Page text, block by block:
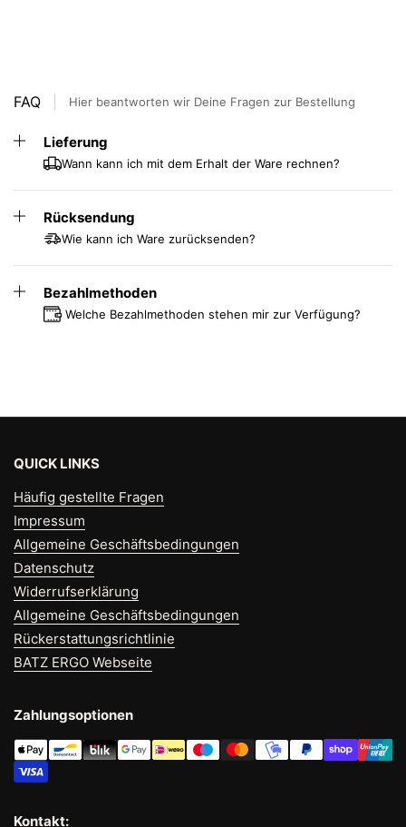
Mit einer Dicke von 19 mm bietet sie ein angenehmes und
sicheres Stehen. Die Pflege ist einfach: Kehren,
staubsaugen oder mit einem milden Reinigungsmittel
waschen. Investieren Sie in Komfort und Effektivität für
Ihren Arbeitsplatz mit der StandUp AIR Arbeitsplatzmatte.
FAQ Hier beantworten wir Deine Fragen zur Bestellung
Lieferung
Wann kann ich mit dem Erhalt der Ware rechnen?
Rücksendung
Wie kann ich Ware zurücksenden?
Bezahlmethoden
Welche Bezahlmethoden stehen mir zur Verfügung?
QUICK LINKS
Häufig gestellte Fragen
Impressum
Allgemeine Geschäftsbedingungen
Datenschutz
Widerrufserklärung
Allgemeine Geschäftsbedingungen
Rückerstattungsrichtlinie
BATZ ERGO Webseite
Zahlungsoptionen
Kontakt: